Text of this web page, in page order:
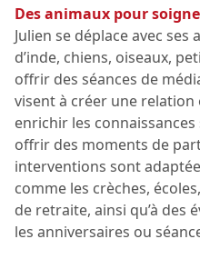
Des animaux pour
Julien se déplace avec
d’inde, chiens, oiseaux,
offrir des séances de
visent à créer une relation
enrichir les
offrir des moments de
interventions sont
comme les crèches,
de retraite, ainsi qu’à des
les anniversaires ou